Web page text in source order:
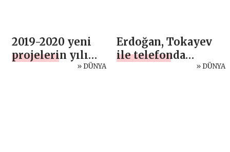
2019-2020 yeni
projelerin yılı
» DÜNYA
Erdoğan, Tokayev
ile telefonda
» DÜNYA